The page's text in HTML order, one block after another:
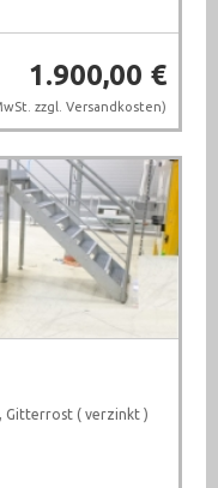
1.900,00 €
zzgl. Versandkosten)
Gitterrost ( verzinkt )